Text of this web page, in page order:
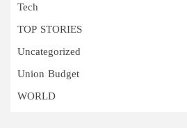
Tech
TOP STORIES
Uncategorized
Union Budget
WORLD